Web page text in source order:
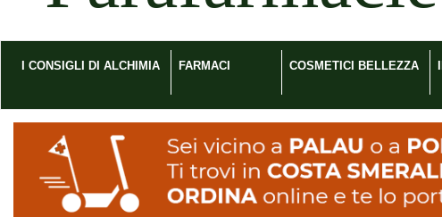
I CONSIGLI DI ALCHIMIA FARMACI COSMETICI BELLEZZA